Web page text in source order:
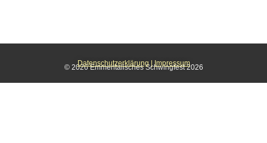
© 2026 Emmentalisches Schwingfest 2026
Datenschutzerklärung|Impressum